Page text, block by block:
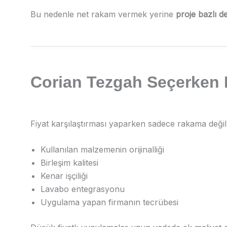
Bu nedenle net rakam vermek yerine proje bazlı
Corian Tezgah
Fiyat karşılaştırması yaparken sadece rakama
Kullanılan malzemenin orijinalliği
Birleşim kalitesi
Kenar işçiliği
Lavabo entegrasyonu
Uygulama yapan firmanın tecrübesi